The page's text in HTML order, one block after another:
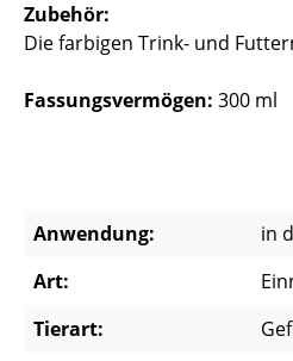
Zubehör:
Die farbigen Trink- und
Fassungsvermögen: 300 ml
Anwendung:
in
Art:
Tierart: